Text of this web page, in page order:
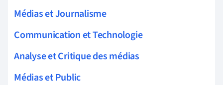
Médias et Journalisme
Communication et Technologie
Analyse et Critique des médias
Médias et Public